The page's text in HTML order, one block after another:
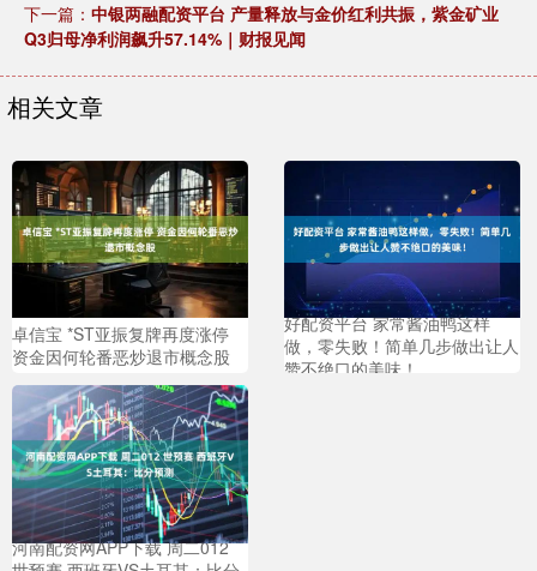
下一篇： 中银两融配资平台 产量释放与金价红利共振，紫金矿业
Q3归母净利润飙升57.14%｜财报见闻
相关文章
卓信宝 *ST亚振复牌再度涨停
资金因何轮番恶炒退市概念股
好配资平台 家常酱油鸭这样
做，零失败！简单几步做出让人
赞不绝口的美味！
河南配资网APP下载 周二012